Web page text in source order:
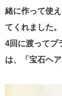
緒に作って使
てくれました。
4回に渡ってプ
は、「宝石ヘ